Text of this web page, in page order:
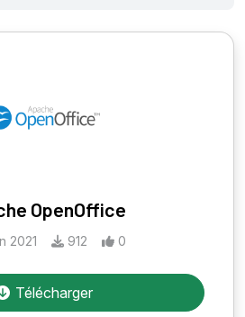
OpenOffice
2021 912 0
Télécharger